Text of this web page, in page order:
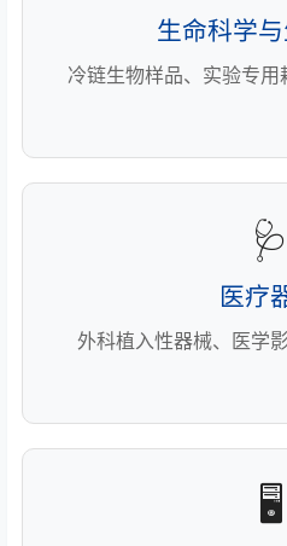
生命科学
冷链生物样品、实验专
🩺
医疗
外科植入性器械、医学
🖥️